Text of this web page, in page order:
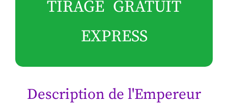
TIRAGE GRATUIT
EXPRESS
Description de l'Empereur